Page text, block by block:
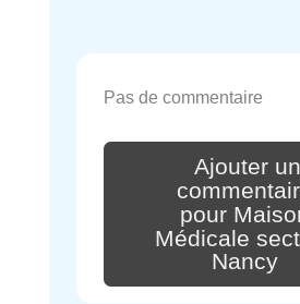
Pas de commentaire
Ajouter un
pour
Médicale
Nancy